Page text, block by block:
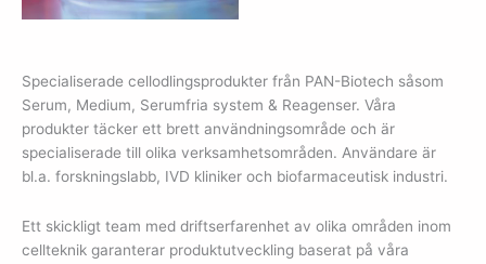
Specialiserade cellodlingsprodukter från PAN-Biotech såsom
Serum, Medium, Serumfria system & Reagenser. Våra
produkter täcker ett brett användningsområde och är
specialiserade till olika verksamhetsområden. Användare är
bl.a. forskningslabb, IVD kliniker och biofarmaceutisk industri.
Ett skickligt team med driftserfarenhet av olika områden inom
cellteknik garanterar produktutveckling baserat på våra